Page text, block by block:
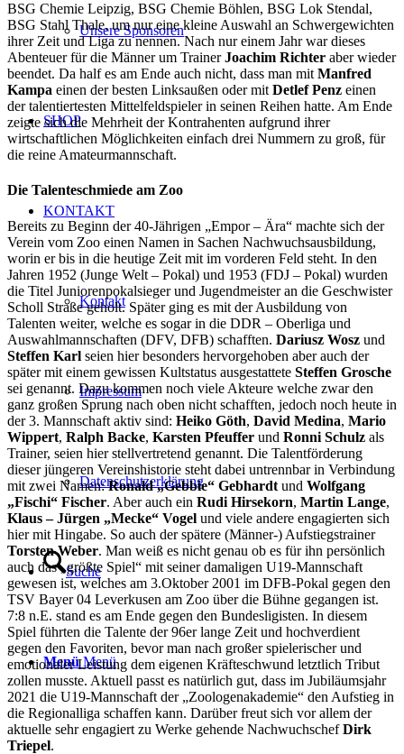
Unsere Sponsoren
SHOP
KONTAKT
Kontakt
Impressum
Datenschutzerklärung
Suche
Menü Menü
BSG Chemie Leipzig, BSG Chemie Böhlen, BSG Lok Stendal,
BSG Stahl Thale, um nur eine kleine Auswahl an Schwergewichten
ihrer Zeit und Liga zu nennen. Nach nur einem Jahr war dieses
Abenteuer für die Männer um TrainerJoachim Richter aber wieder
beendet. Da half es am Ende auch nicht, dass man mit Manfred
Kampa einen der besten Linksaußen oder mit Detlef Penz einen
der talentiertesten Mittelfeldspieler in seinen Reihen hatte. Am Ende
zeigte sich die Mehrheit der Kontrahenten aufgrund ihrer
wirtschaftlichen Möglichkeiten einfach drei Nummern zu groß, für
die reine Amateurmannschaft.
Die Talenteschmiede am Zoo
Bereits zu Beginn der 40-Jährigen „Empor – Ära“ machte sich der
Verein vom Zoo einen Namen in Sachen Nachwuchsausbildung,
worin er bis in die heutige Zeit mit im vorderen Feld steht. In den
Jahren 1952 (Junge Welt – Pokal) und 1953 (FDJ – Pokal) wurden
die Titel Juniorenpokalsieger und Jugendmeister an die Geschwister
Scholl Straße geholt. Später ging es mit der Ausbildung von
Talenten weiter, welche es sogar in die DDR – Oberliga und
Auswahlmannschaften (DFV, DFB) schafften. Dariusz Wosz und
Steffen Karl seien hier besonders hervorgehoben aber auch der
später mit einem gewissen Kultstatus ausgestattete Steffen Grosche
sei genannt. Dazu kommen noch viele Akteure welche zwar den
ganz großen Sprung nach oben nicht schafften, jedoch noch heute in
der 3. Mannschaft aktiv sind: Heiko Göth, David Medina, Mario
Wippert, Ralph Backe, Karsten Pfeuffer und Ronni Schulz als
Trainer, seien hier stellvertretend genannt. Die Talentförderung
dieser jüngeren Vereinshistorie steht dabei untrennbar in Verbindung
mit zwei Namen:Ronald „Gebbie“ Gebhardt und Wolfgang
„Fischi“ Fischer. Aber auch ein Rudi Hirsekorn, Martin Lange,
Klaus – Jürgen „Mecke“ Vogel und viele andere engagierten sich
hier mit Hingabe. So auch der spätere (Männer-) Aufstiegstrainer
Torsten Weber. Man weiß es nicht genau ob es für ihn persönlich
auch das „größte Spiel“ mit seiner damaligen U19-Mannschaft
gewesen ist, welches am 3.Oktober 2001 im DFB-Pokal gegen den
TSV Bayer 04 Leverkusen am Zoo über die Bühne gegangen ist.
7:8 n.E. stand es am Ende gegen den Bundesligisten. In diesem
Spiel führten die Talente der 96er lange Zeit und hochverdient
gegen den Favoriten, bevor man nach großer spielerischer und
emotionaler Leistung dem eigenen Kräfteschwund letztlich Tribut
zollen musste. Aktuell passt es natürlich gut, dass im Jubiläumsjahr
2021 die U19-Mannschaft der „Zoologenakademie“ den Aufstieg in
die Regionalliga schaffen kann. Darüber freut sich vor allem der
aktuelle sehr engagiert zu Werke gehende NachwuchschefDirk
Triepel.